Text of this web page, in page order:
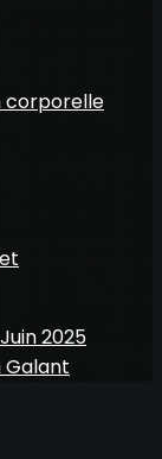
corporelle
2025
Galant